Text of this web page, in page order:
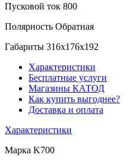
Пусковой ток 800
Полярность Обратная
Габариты 316x176x192
Характеристики
Бесплатные услуги
Магазины КАТОД
Как купить выгоднее?
Доставка и оплата
Характеристики
Марка K700